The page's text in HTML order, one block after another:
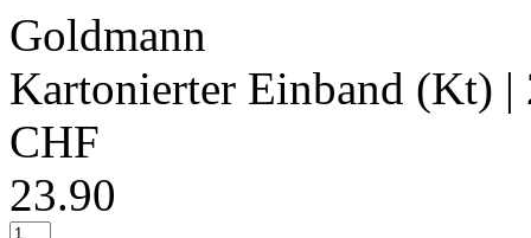
Goldmann
Kartonierter Einband (Kt) |
CHF
23.90